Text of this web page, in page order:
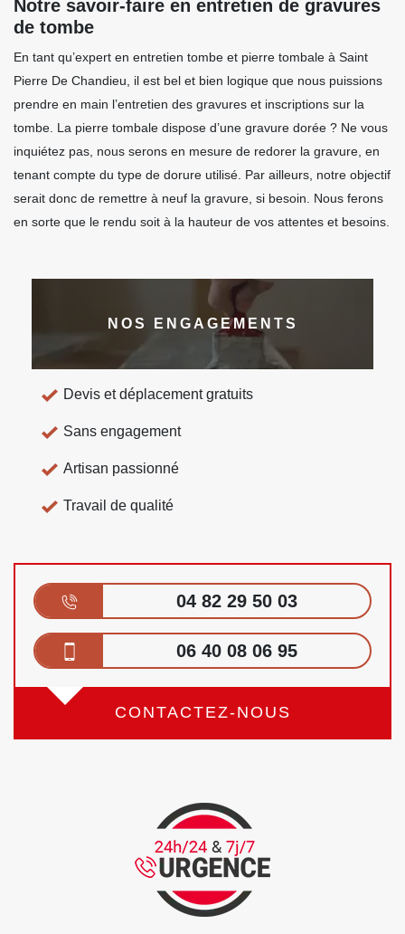
Notre savoir-faire en entretien de gravures
de tombe
En tant qu’expert en entretien tombe et pierre tombale à Saint
Pierre De Chandieu, il est bel et bien logique que nous puissions
prendre en main l’entretien des gravures et inscriptions sur la
tombe. La pierre tombale dispose d’une gravure dorée ? Ne vous
inquiétez pas, nous serons en mesure de redorer la gravure, en
tenant compte du type de dorure utilisé. Par ailleurs, notre objectif
serait donc de remettre à neuf la gravure, si besoin. Nous ferons
en sorte que le rendu soit à la hauteur de vos attentes et besoins.
NOS ENGAGEMENTS
Devis et déplacement gratuits
Sans engagement
Artisan passionné
Travail de qualité
04 82 29 50 03
06 40 08 06 95
CONTACTEZ-NOUS